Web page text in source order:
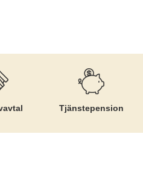
Tjänste­pension